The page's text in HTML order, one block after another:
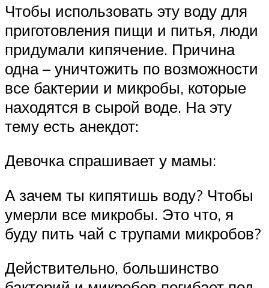
Чтобы использовать эту воду для
приготовления пищи и питья, люди
придумали кипячение. Причина
одна – уничтожить по возможности
все бактерии и микробы, которые
находятся в сырой воде. На эту
тему есть анекдот:
Девочка спрашивает у мамы:
А зачем ты кипятишь воду? Чтобы
умерли все микробы. Это что, я
буду пить чай с трупами микробов?
Действительно, большинство